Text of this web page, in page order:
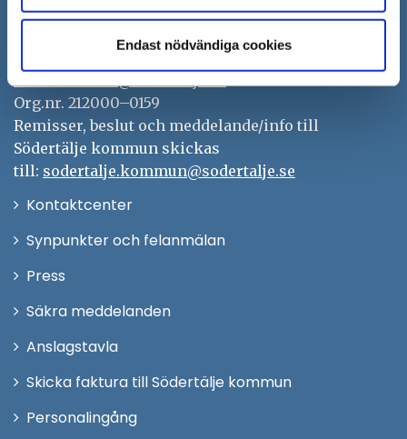
Endast nödvändiga cookies
151 89 Södertälje
Besöksadress: Nyköpingsvägen 26
Org.nr. 212000–0159
Remisser, beslut och meddelande/info till
Södertälje kommun skickas
till: sodertalje.kommun@sodertalje.se
KontaktcenterÖppna
Synpunkter och felanmälan
Press
fönster
Säkra meddelanden
Anslagstavla
Skicka faktura till Södertälje kommun
PersonalingångÖppna